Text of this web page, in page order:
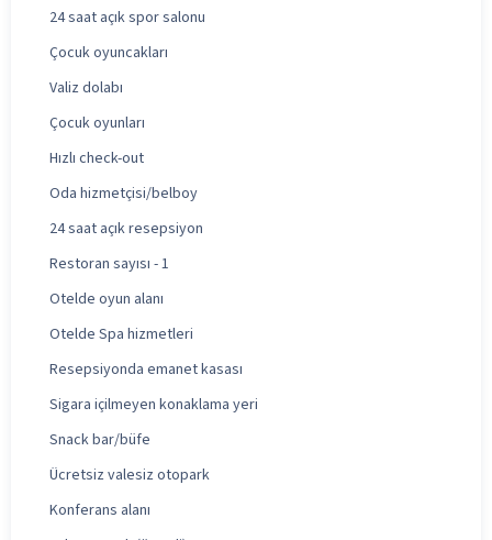
24 saat açık spor salonu
Çocuk oyuncakları
Valiz dolabı
Çocuk oyunları
Hızlı check-out
Oda hizmetçisi/belboy
24 saat açık resepsiyon
Restoran sayısı - 1
Otelde oyun alanı
Otelde Spa hizmetleri
Resepsiyonda emanet kasası
Sigara içilmeyen konaklama yeri
Snack bar/büfe
Ücretsiz valesiz otopark
Konferans alanı